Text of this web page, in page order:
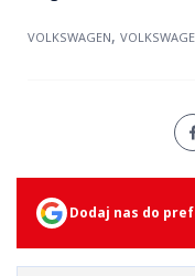
VOLKSWAGEN,
Dodaj nas do